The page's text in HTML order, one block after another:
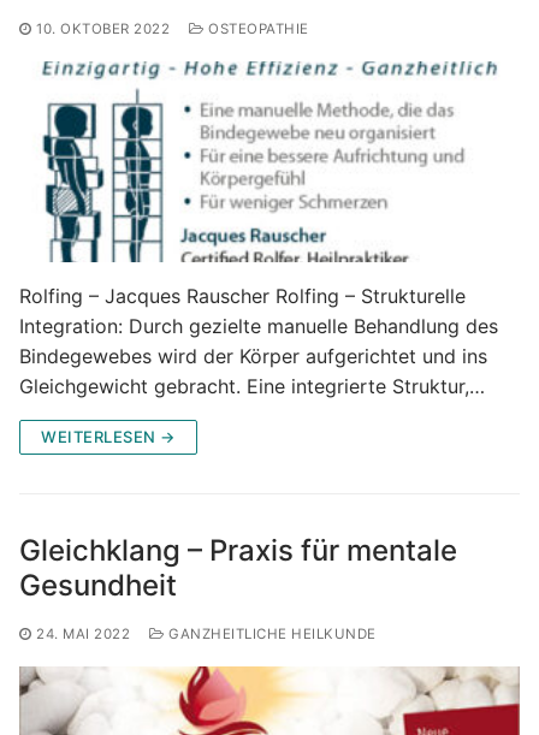
10. OKTOBER 2022 OSTEOPATHIE
Rolfing – Jacques Rauscher Rolfing – Strukturelle
Integration: Durch gezielte manuelle Behandlung des
Bindegewebes wird der Körper aufgerichtet und ins
Gleichgewicht gebracht. Eine integrierte Struktur,…
WEITERLESEN →
Gleichklang – Praxis für mentale
Gesundheit
24. MAI 2022 GANZHEITLICHE HEILKUNDE